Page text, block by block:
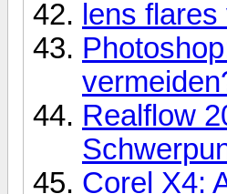
lens
Realflow
Corel X4: